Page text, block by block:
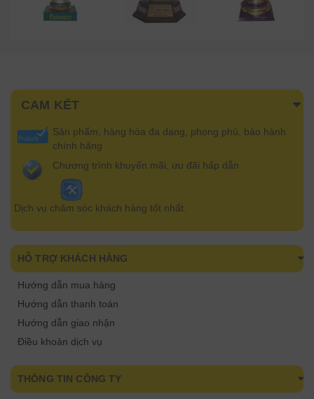
CAM KẾT
Sản phẩm, hàng hóa đa dạng, phong phú, bảo hành
chính hãng
Chương trình khuyến mãi, ưu đãi hấp dẫn
Dịch vụ chăm sóc khách hàng tốt nhất.
HỖ TRỢ KHÁCH HÀNG
Hướng dẫn mua hàng
Hướng dẫn thanh toán
Hướng dẫn giao nhận
Điều khoản dịch vụ
THÔNG TIN CÔNG TY